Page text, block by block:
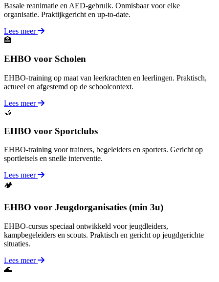
Basale reanimatie en AED-gebruik. Onmisbaar voor elke
organisatie. Praktijkgericht en up-to-date.
Lees meer
🏫
EHBO voor Scholen
EHBO-training op maat van leerkrachten en leerlingen. Praktisch,
actueel en afgestemd op de schoolcontext.
Lees meer
🤝
EHBO voor Sportclubs
EHBO-training voor trainers, begeleiders en sporters. Gericht op
sportletsels en snelle interventie.
Lees meer
🏕️
EHBO voor Jeugdorganisaties (min 3u)
EHBO-cursus speciaal ontwikkeld voor jeugdleiders,
kampbegeleiders en scouts. Praktisch en gericht op jeugdgerichte
situaties.
Lees meer
🌊